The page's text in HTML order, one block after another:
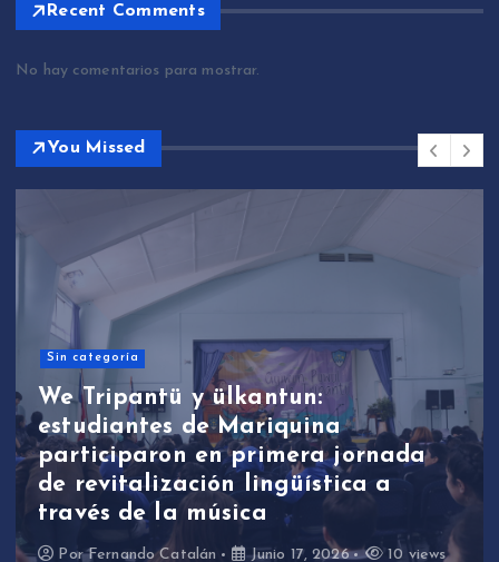
Recent Comments
No hay comentarios para mostrar.
You Missed
Sin categoría
We Tripantü y ülkantun:
estudiantes de Mariquina
participaron en primera jornada
de revitalización lingüística a
través de la música
PorFernando Catalán Junio 17, 2026 10 views